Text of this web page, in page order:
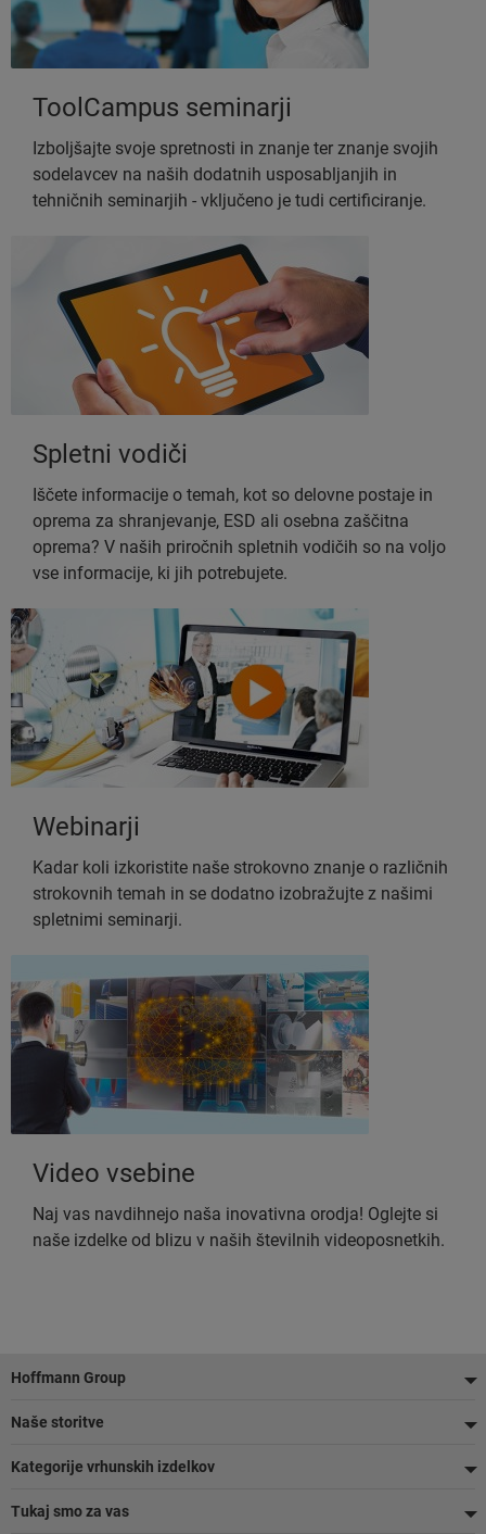
ToolCampus seminarji
Izboljšajte svoje spretnosti in znanje ter znanje svojih
sodelavcev na naših dodatnih usposabljanjih in
tehničnih seminarjih - vključeno je tudi certificiranje.
Spletni vodiči
Iščete informacije o temah, kot so delovne postaje in
oprema za shranjevanje, ESD ali osebna zaščitna
oprema? V naših priročnih spletnih vodičih so na voljo
vse informacije, ki jih potrebujete.
Webinarji
Kadar koli izkoristite naše strokovno znanje o različnih
strokovnih temah in se dodatno izobražujte z našimi
spletnimi seminarji.
Video vsebine
Naj vas navdihnejo naša inovativna orodja! Oglejte si
naše izdelke od blizu v naših številnih videoposnetkih.
Noga
Hoffmann Group
Naše storitve
Kategorije vrhunskih izdelkov
Tukaj smo za vas